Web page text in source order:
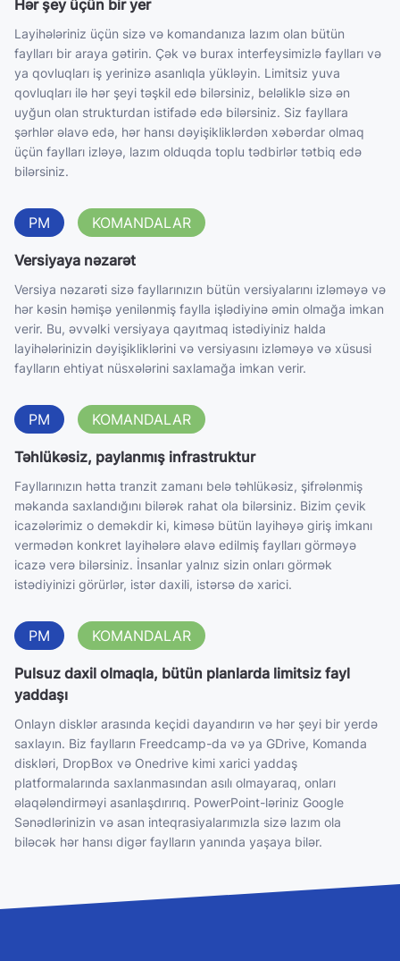
Hər şey üçün bir yer
Layihələriniz üçün sizə və komandanıza lazım olan bütün
faylları bir araya gətirin. Çək və burax interfeysimizlə faylları və
ya qovluqları iş yerinizə asanlıqla yükləyin. Limitsiz yuva
qovluqları ilə hər şeyi təşkil edə bilərsiniz, beləliklə sizə ən
uyğun olan strukturdan istifadə edə bilərsiniz. Siz fayllara
şərhlər əlavə edə, hər hansı dəyişikliklərdən xəbərdar olmaq
üçün faylları izləyə, lazım olduqda toplu tədbirlər tətbiq edə
bilərsiniz.
PM KOMANDALAR
Versiyaya nəzarət
Versiya nəzarəti sizə fayllarınızın bütün versiyalarını izləməyə və
hər kəsin həmişə yenilənmiş faylla işlədiyinə əmin olmağa imkan
verir. Bu, əvvəlki versiyaya qayıtmaq istədiyiniz halda
layihələrinizin dəyişikliklərini və versiyasını izləməyə və xüsusi
faylların ehtiyat nüsxələrini saxlamağa imkan verir.
PM KOMANDALAR
Təhlükəsiz, paylanmış infrastruktur
Fayllarınızın hətta tranzit zamanı belə təhlükəsiz, şifrələnmiş
məkanda saxlandığını bilərək rahat ola bilərsiniz. Bizim çevik
icazələrimiz o deməkdir ki, kiməsə bütün layihəyə giriş imkanı
vermədən konkret layihələrə əlavə edilmiş faylları görməyə
icazə verə bilərsiniz. İnsanlar yalnız sizin onları görmək
istədiyinizi görürlər, istər daxili, istərsə də xarici.
PM KOMANDALAR
Pulsuz daxil olmaqla, bütün planlarda limitsiz fayl
yaddaşı
Onlayn disklər arasında keçidi dayandırın və hər şeyi bir yerdə
saxlayın. Biz faylların Freedcamp-da və ya GDrive, Komanda
diskləri, DropBox və Onedrive kimi xarici yaddaş
platformalarında saxlanmasından asılı olmayaraq, onları
əlaqələndirməyi asanlaşdırırıq. PowerPoint-ləriniz Google
Sənədlərinizin və asan inteqrasiyalarımızla sizə lazım ola
biləcək hər hansı digər faylların yanında yaşaya bilər.